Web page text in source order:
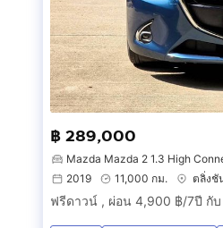
฿ 289,000
Mazda Mazda 2 1.3 High
2019
11,000 กม. ตลิ่งชั